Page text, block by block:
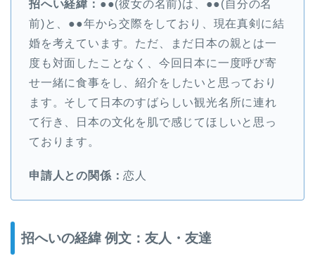
招へい経緯： ●●(彼女の名前)は、●●(自分の名
前)と、●●年から交際をしており、現在真剣に結
婚を考えています。ただ、まだ日本の親とは一
度も対面したことなく、今回日本に一度呼び寄
せ一緒に食事をし、紹介をしたいと思っており
ます。そして日本のすばらしい観光名所に連れ
て行き、日本の文化を肌で感じてほしいと思っ
ております。
申請人との関係：恋人
招へいの経緯 例文：友人・友達